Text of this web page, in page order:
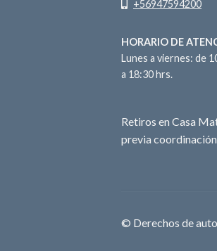
+56947594200
HORARIO DE
Lunes a viernes: de
a 18:30 hrs.
Retiros en Casa
previa coordinación.
© Derechos de